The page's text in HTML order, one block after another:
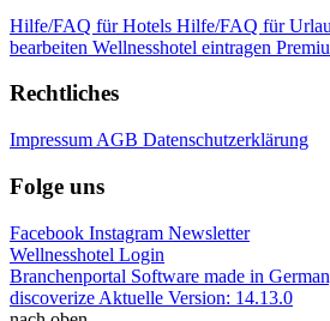
Hilfe/FAQ für Hotels Hilfe/FAQ für
bearbeiten Wellnesshotel eintragen
Rechtliches
Impressum AGB Datenschutzerklärung
Folge uns
Facebook Instagram Newsletter
Wellnesshotel Login
Branchenportal Software made in
discoverize Aktuelle Version: 14.13.0